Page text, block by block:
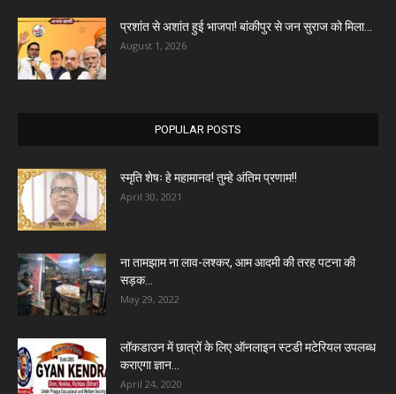
प्रशांत से अशांत हुई भाजपा! बांकीपुर से जन सुराज को मिला...
August 1, 2026
POPULAR POSTS
स्मृति शेषः हे महामानव! तुम्हे अंतिम प्रणाम!!
April 30, 2021
ना तामझाम ना लाव-लश्कर, आम आदमी की तरह पटना की
सड़क...
May 29, 2022
लॉकडाउन में छात्रों के लिए ऑनलाइन स्टडी मटेरियल उपलब्ध
कराएगा ज्ञान...
April 24, 2020